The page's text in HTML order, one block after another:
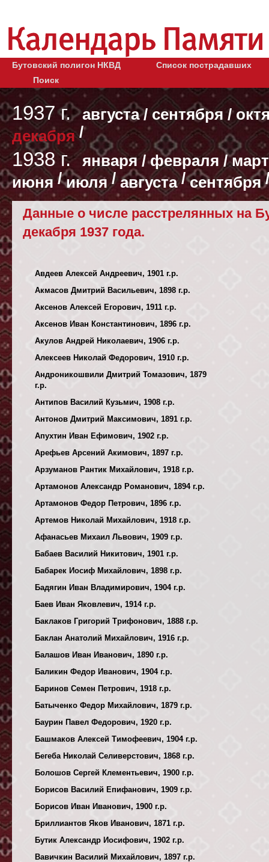
Бутовский полигон НКВД
Список пострадавших
Поиск
1937 г. августа/ сентября/
декабря/
1938 г. января/февраля /
июня /июля/августа/сентября
Данные о числе расстрелянных на
декабря 1937 года.
Авдеев Алексей Андреевич, 1901 г.р.
Акмасов Дмитрий Васильевич, 1898 г.р.
Аксенов Алексей Егорович, 1911 г.р.
Аксенов Иван Константинович, 1896 г.р.
Акулов Андрей Николаевич, 1906 г.р.
Алексеев Николай Федорович, 1910 г.р.
Андроникошвили Дмитрий Томазович, 1879
г.р.
Антипов Василий Кузьмич, 1908 г.р.
Антонов Дмитрий Максимович, 1891 г.р.
Апухтин Иван Ефимович, 1902 г.р.
Арефьев Арсений Акимович, 1897 г.р.
Арзуманов Рантик Михайлович, 1918 г.р.
Артамонов Александр Романович, 1894 г.р.
Артамонов Федор Петрович, 1896 г.р.
Артемов Николай Михайлович, 1918 г.р.
Афанасьев Михаил Львович, 1909 г.р.
Бабаев Василий Никитович, 1901 г.р.
Бабарек Иосиф Михайлович, 1898 г.р.
Бадягин Иван Владимирович, 1904 г.р.
Баев Иван Яковлевич, 1914 г.р.
Баклаков Григорий Трифонович, 1888 г.р.
Баклан Анатолий Михайлович, 1916 г.р.
Балашов Иван Иванович, 1890 г.р.
Баликин Федор Иванович, 1904 г.р.
Баринов Семен Петрович, 1918 г.р.
Батыченко Федор Михайлович, 1879 г.р.
Баурин Павел Федорович, 1920 г.р.
Башмаков Алексей Тимофеевич, 1904 г.р.
Бегеба Николай Селиверстович, 1868 г.р.
Болошов Сергей Клементьевич, 1900 г.р.
Борисов Василий Епифанович, 1909 г.р.
Борисов Иван Иванович, 1900 г.р.
Бриллиантов Яков Иванович, 1871 г.р.
Бутик Александр Иосифович, 1902 г.р.
Вавичкин Василий Михайлович, 1897 г.р.